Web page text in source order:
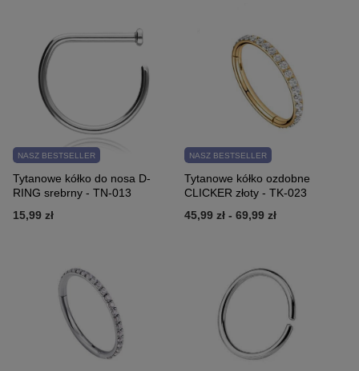
NASZ BESTSELLER
Tytanowe kółko do nosa D-
RING srebrny - TN-013
15,99 zł
NASZ BESTSELLER
Tytanowe kółko ozdobne
CLICKER złoty - TK-023
45,99 zł - 69,99 zł